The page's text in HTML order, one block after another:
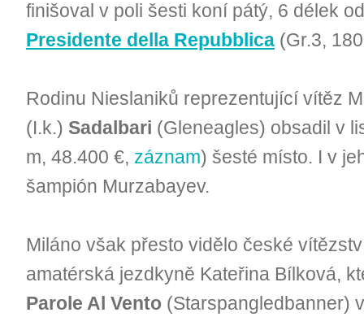
finišoval v poli šesti koní pátý, 6 délek
Presidente della Repubblica (Gr.3,
Rodinu Nieslaniků reprezentující vítěz
(I.k.) Sadalbari (Gleneagles) obsadil v
m, 48.400 €, záznam) šesté místo. I v
šampión Murzabayev.
Miláno však přesto vidělo české
amatérská jezdkyně Kateřina Bílková,
Parole Al Vento (Starspangledbanner)